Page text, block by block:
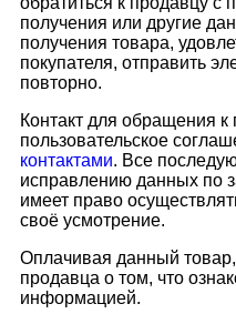
получения или другие
получения товара,
покупателя, отправить
повторно.
Контакт для обращения к
пользовательское
контактами. Все
исправлению данных по
имеет право
своё усмотрение.
Оплачивая данный
продавца о том, что
информацией.